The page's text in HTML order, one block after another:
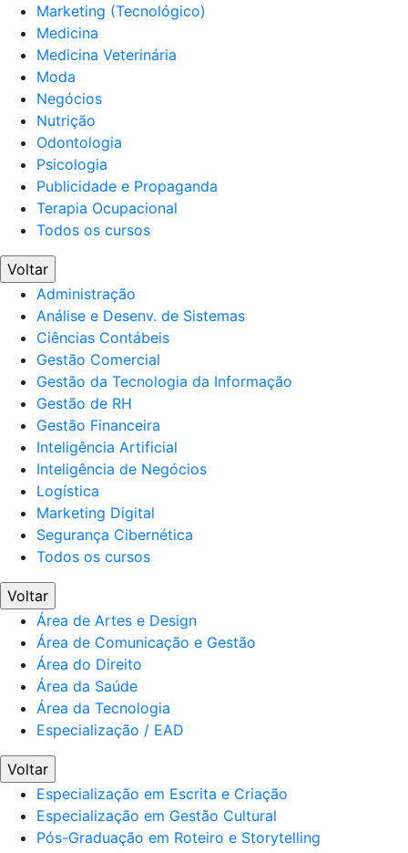
Marketing (Tecnológico)
Medicina
Medicina Veterinária
Moda
Negócios
Nutrição
Odontologia
Psicologia
Publicidade e Propaganda
Terapia Ocupacional
Todos os cursos
Voltar
Administração
Análise e Desenv. de Sistemas
Ciências Contábeis
Gestão Comercial
Gestão da Tecnologia da Informação
Gestão de RH
Gestão Financeira
Inteligência Artificial
Inteligência de Negócios
Logística
Marketing Digital
Segurança Cibernética
Todos os cursos
Voltar
Área de Artes e Design
Área de Comunicação e Gestão
Área do Direito
Área da Saúde
Área da Tecnologia
Especialização / EAD
Voltar
Especialização em Escrita e Criação
Especialização em Gestão Cultural
Pós-Graduação em Roteiro e Storytelling